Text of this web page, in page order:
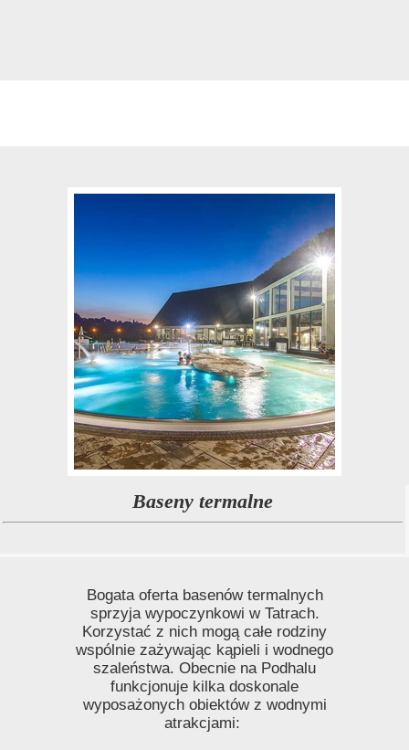
Baseny termalne
Bogata oferta basenów termalnych
sprzyja wypoczynkowi w Tatrach.
Korzystać z nich mogą całe rodziny
wspólnie zażywając kąpieli i wodnego
szaleństwa. Obecnie na Podhalu
funkcjonuje kilka doskonale
wyposażonych obiektów z wodnymi
atrakcjami: